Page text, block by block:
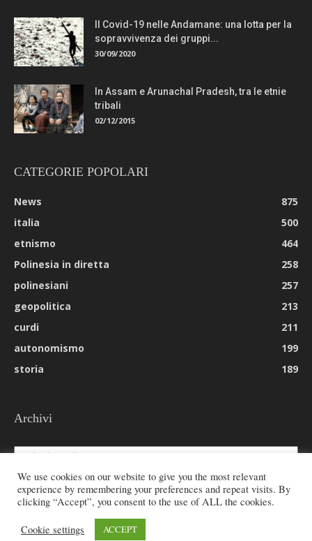
Il Covid-19 nelle Andamane: una lotta per la
sopravvivenza dei gruppi...
30/09/2020
In Assam e Arunachal Pradesh, tra le etnie
tribali
02/12/2015
CATEGORIE POPOLARI
News
875
italia
500
etnismo
464
Polinesia in diretta
258
polinesiani
257
geopolitica
213
curdi
211
autonomismo
199
storia
189
Archivi
Archivi
© 2026 All rights reserved - Etnie -
We use cookies on our website to give you the most relevant
experience by remembering your preferences and repeat visits. By
clicking “Accept”, you consent to the use of ALL the cookies.
Cookie settings ACCEPT